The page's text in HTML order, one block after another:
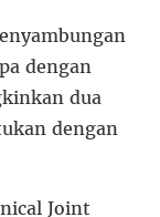
dengan
dua
dengan
Joint